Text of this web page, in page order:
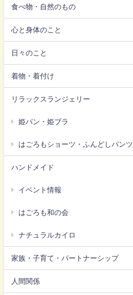
食べ物・自然のもの
心と身体のこと
日々のこと
着物・着付け
リラックスランジェリー
姫パン・姫ブラ
はごろもショーツ・ふんどしパンツ
ハンドメイド
イベント情報
はごろも和の会
ナチュラルカイロ
家族・子育て・パートナーシップ
人間関係